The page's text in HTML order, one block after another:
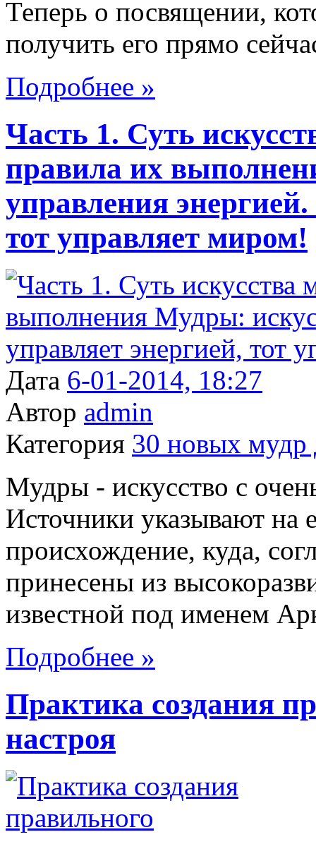
Теперь о посвящении,
получить его прямо
Подробнее »
Часть 1. Суть
правила их
управления
тот управляет миром!
Дата 6-01-2014, 18:27
Автор admin
Категория 30 новых мудр
Мудры - искусство с
Источники указывают на
происхождение, куда,
принесены из
известной под именем
Подробнее »
Практика создания
настроя